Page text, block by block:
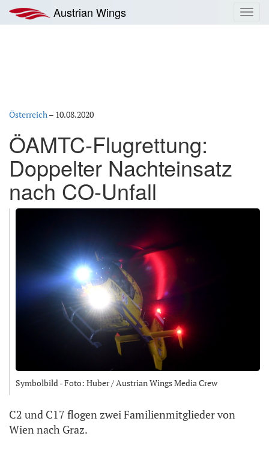
Inhalt
springen
Austrian Wings
Österreich– 10.08.2020
ÖAMTC-Flugrettung:
Doppelter Nachteinsatz
nach CO-Unfall
Symbolbild - Foto: Huber / Austrian Wings Media Crew
C2 und C17 flogen zwei Familienmitglieder von
Wien nach Graz.